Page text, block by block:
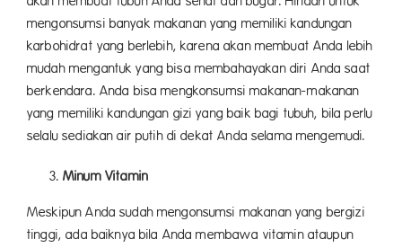
mengonsumsi banyak makanan yang memiliki kandungan
karbohidrat yang berlebih, karena akan membuat Anda lebih
mudah mengantuk yang bisa membahayakan diri Anda saat
berkendara. Anda bisa mengkonsumsi makanan-makanan
yang memiliki kandungan gizi yang baik bagi tubuh, bila perlu
selalu sediakan air putih di dekat Anda selama mengemudi.
Minum Vitamin
Meskipun Anda sudah mengonsumsi makanan yang bergizi
tinggi, ada baiknya bila Anda membawa vitamin ataupun